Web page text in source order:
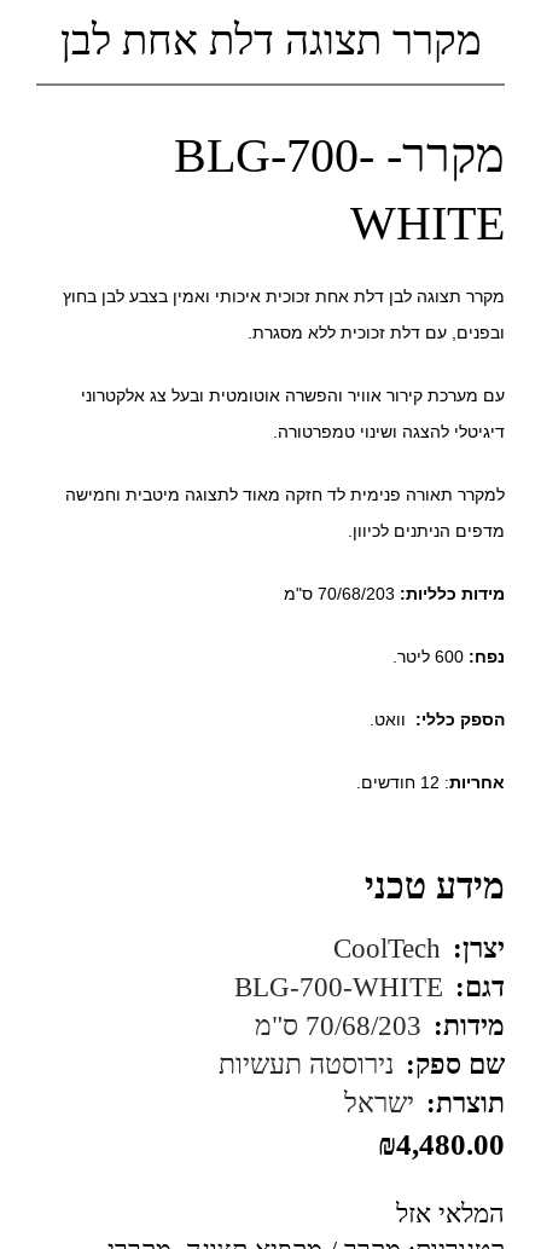
מקרר תצוגה דלת אחת לבן
מקרר- BLG-700-
WHITE
מקרר תצוגה לבן דלת אחת זכוכית איכותי ואמין בצבע לבן בחוץ
ובפנים, עם דלת זכוכית ללא מסגרת.
עם מערכת קירור אוויר והפשרה אוטומטית ובעל צג אלקטרוני
דיגיטלי להצגה ושינוי טמפרטורה.
למקרר תאורה פנימית לד חזקה מאוד לתצוגה מיטבית וחמישה
מדפים הניתנים לכיוון.
מידות כלליות:
נפח: 600 ליטר.
הספק כללי: וואט.
אחריות: 12 חודשים.
מידע טכני
יצרן: CoolTech
דגם: BLG-700-WHITE
מידות: 70/68/203 ס"מ
שם ספק: נירוסטה תעשיות
תוצרת: ישראל
₪4,480.00
המלאי אזל